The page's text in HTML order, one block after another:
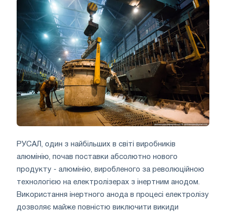
РУСАЛ, один з найбільших в світі виробників
алюмінію, почав поставки абсолютно нового
продукту - алюмінію, виробленого за революційною
технологією на електролізерах з інертним анодом.
Використання інертного анода в процесі електролізу
дозволяє майже повністю виключити викиди